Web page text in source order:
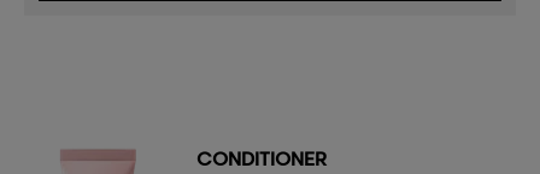
CONDITIONER